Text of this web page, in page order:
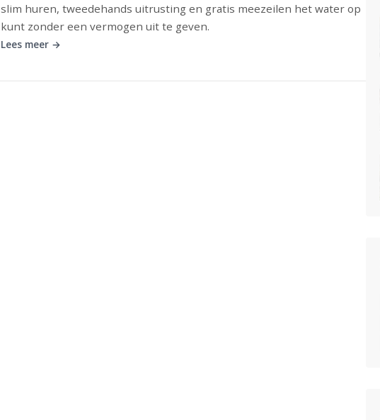
slim huren, tweedehands uitrusting en gratis meezeilen het water op
kunt zonder een vermogen uit te geven.
Lees meer →